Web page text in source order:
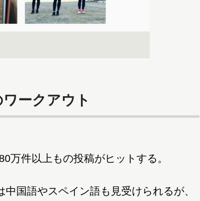
ークアウト
件以上もの投稿がヒットする。
国語やスペイン語も見受けられるが、